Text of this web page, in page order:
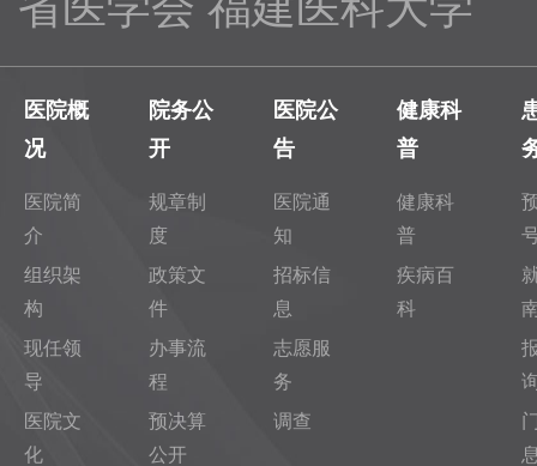
医院概
况
医院简
介
组织架
构
现任领
导
医院文
化
院务公
开
规章制
度
政策文
件
办事流
程
预决算
公开
医院公
告
医院通
知
招标信
息
志愿服
务
调查
健康科
普
健康科
普
疾病百
科